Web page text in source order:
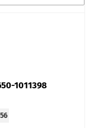
1011398